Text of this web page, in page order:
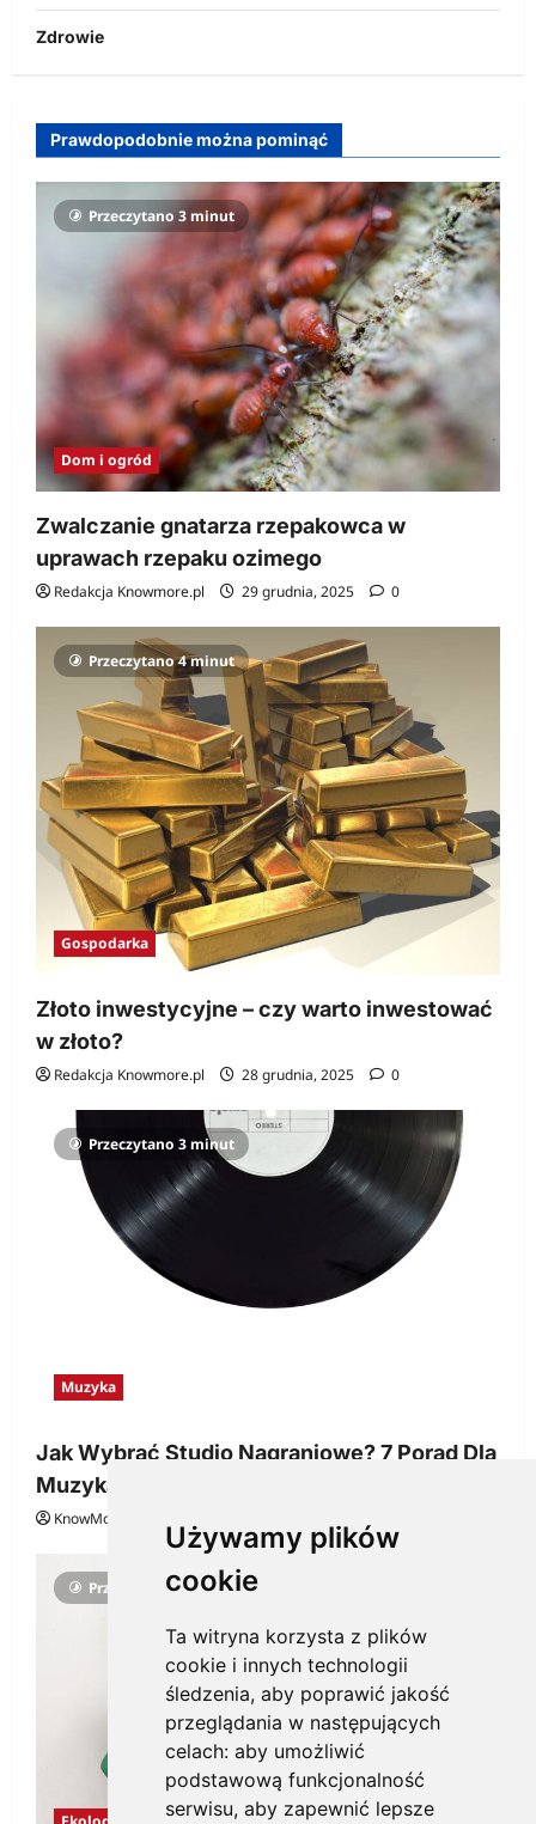
Używamy plików
cookie
Ta witryna korzysta z plików
cookie i innych technologii
śledzenia, aby poprawić jakość
przeglądania w następujących
celach: aby umożliwić
podstawową funkcjonalność
serwisu, aby zapewnić lepsze
Zdrowie
Prawdopodobnie można pominąć
Przeczytano 3 minut
Dom i ogród
Zwalczanie gnatarza rzepakowca w
uprawach rzepaku ozimego
Redakcja Knowmore.pl 29 grudnia, 2025 0
Przeczytano 4 minut
Gospodarka
Złoto inwestycyjne – czy warto inwestować
w złoto?
Redakcja Knowmore.pl 28 grudnia, 2025 0
Przeczytano 3 minut
Muzyka
Jak Wybrać Studio Nagraniowe? 7 Porad Dla
Muzyka
KnowMore.pl
Przeczytano 3 minut